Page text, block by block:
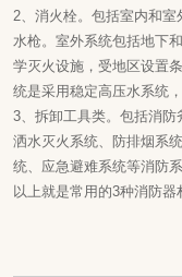
2、消火栓。包括室内和
水枪。室外系统包括地下
学灭火设施，受地区设置
统是采用稳定高压水系统
3、拆卸工具类。包括消防
洒水灭火系统、防排烟系
统、应急避难系统等消防系
以上就是常用的3种消防器